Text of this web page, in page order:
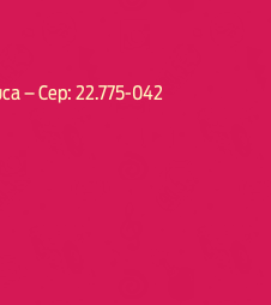
– Cep: 22.775-042